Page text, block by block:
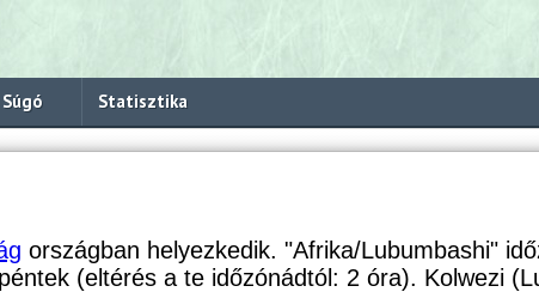
Súgó Statisztika
országban helyezkedik. "Afrika/Lubumbashi"
(eltérés a te időzónádtól: 2 óra). Kolwezi